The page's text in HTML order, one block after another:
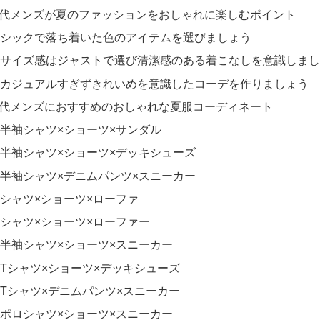
メンズが夏のファッションをおしゃれに楽しむポイント
シックで落ち着いた色のアイテムを選びましょう
サイズ感はジャストで選び清潔感のある着こなしを意識しま
カジュアルすぎずきれいめを意識したコーデを作りましょう
メンズにおすすめのおしゃれな夏服コーディネート
半袖シャツ×ショーツ×サンダル
半袖シャツ×ショーツ×デッキシューズ
半袖シャツ×デニムパンツ×スニーカー
シャツ×ショーツ×ローファ
シャツ×ショーツ×ローファー
半袖シャツ×ショーツ×スニーカー
Tシャツ×ショーツ×デッキシューズ
Tシャツ×デニムパンツ×スニーカー
ポロシャツ×ショーツ×スニーカー